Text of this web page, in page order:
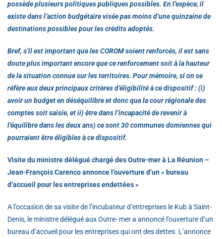
possède plusieurs politiques publiques possibles. En l’espèce, il
existe dans l’action budgétaire visée pas moins d’une quinzaine de
destinations possibles pour les crédits adoptés.
Bref, s’il est important que les COROM soient renforcés, il est sans
doute plus important encore que ce renforcement soit à la hauteur
de la situation connue sur les territoires. Pour mémoire, si on se
réfère aux deux principaux critères d’éligibilité à ce dispositif : (i)
avoir un budget en déséquilibre et donc que la cour régionale des
comptes soit saisie, et ii) être dans l’incapacité de revenir à
l’équilibre dans les deux ans) ce sont 30 communes domiennes qui
pourraient être éligibles à ce dispositif.
Visite du ministre délégué chargé des Outre-mer à La Réunion –
Jean-François Carenco annonce l’ouverture d’un « bureau
d’accueil pour les entreprises endettées »
A l’occasion de sa visite de l’incubateur d’entreprises le Kub à Saint-
Denis, le ministre délégué aux Outre- mer a annoncé l’ouverture d’un
bureau d’accueil pour les entreprises qui ont des dettes. L’annonce